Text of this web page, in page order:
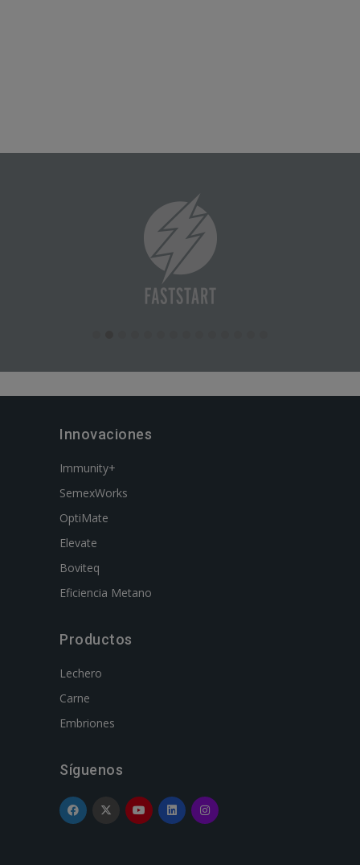
Innovaciones
Immunity+
SemexWorks
OptiMate
Elevate
Boviteq
Eficiencia Metano
Productos
Lechero
Carne
Embriones
Síguenos